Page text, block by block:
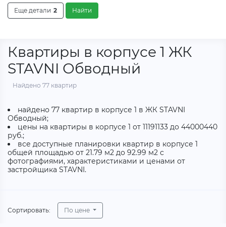
Еще детали 2 Найти
Квартиры в корпусе 1 ЖК
STAVNI Обводный
Найдено 77 квартир
найдено 77 квартир в корпусе 1 в ЖК STAVNI
Обводный;
цены на квартиры в корпусе 1 от 11191133 до 44000440
руб.;
все доступные планировки квартир в корпусе 1
общей площадью от 21.79 м2 до 92.99 м2 с
фотографиями, характеристиками и ценами от
застройщика STAVNI.
Сортировать: По цене